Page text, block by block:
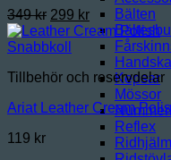
Bälten
Kepsar
Mössor
Reflex
349kr Det
ursprungliga
priset
349 kr.
299 krDet
nuvarande
priset
är:
299 kr.
Snabbkoll
Tillbehör och reservdelar
Ariat Leather Cream
119 kr